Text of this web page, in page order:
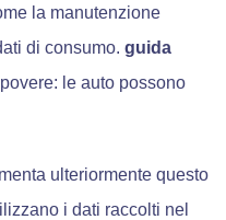
la manutenzione
di consumo. guida
le auto possono
ulteriormente questo
i dati raccolti nel